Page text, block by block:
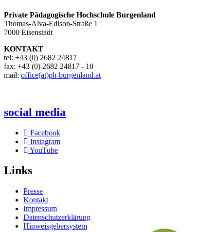
Private Pädagogische Hochschule Burgenland
Thomas-Alva-Edison-Straße 1
7000 Eisenstadt
KONTAKT
tel: +43 (0) 2682 24817
fax: +43 (0) 2682 24817 - 10
mail: office(at)ph-burgenland.at
social media
Facebook
Instagram
YouTube
Links
Presse
Kontakt
Impressum
Datenschutzerklärung
Hinweisgebersystem